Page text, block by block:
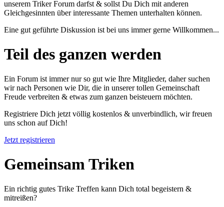
unserem Triker Forum darfst & sollst Du Dich mit anderen
Gleichgesinnten über interessante Themen unterhalten können.
Eine gut geführte Diskussion ist bei uns immer gerne Willkommen...
Teil des ganzen werden
Ein Forum ist immer nur so gut wie Ihre Mitglieder, daher suchen
wir nach Personen wie Dir, die in unserer tollen Gemeinschaft
Freude verbreiten & etwas zum ganzen beisteuern möchten.
Registriere Dich jetzt völlig kostenlos & unverbindlich, wir freuen
uns schon auf Dich!
Jetzt registrieren
Gemeinsam Triken
Ein richtig gutes Trike Treffen kann Dich total begeistern &
mitreißen?